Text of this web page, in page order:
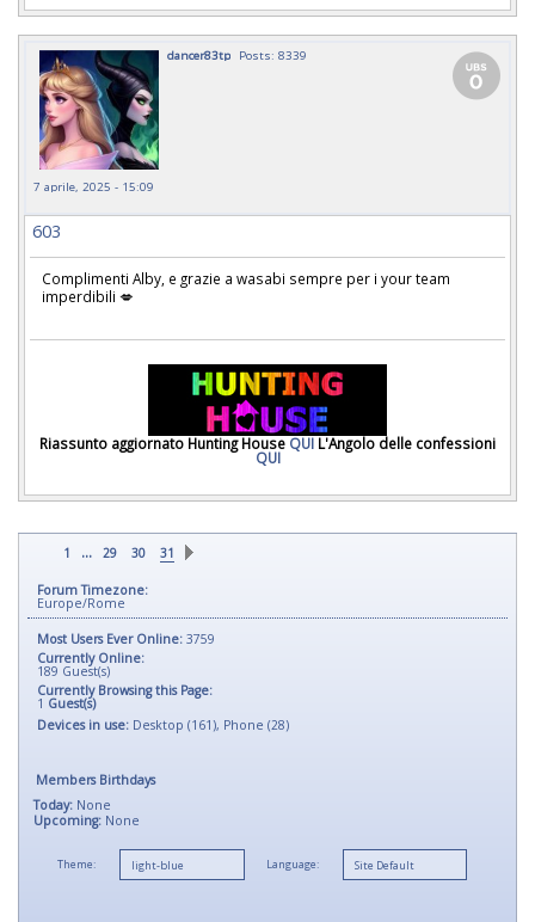
dancer83tp Posts: 8339
7 aprile, 2025 - 15:09
603
Complimenti Alby, e grazie a wasabi sempre per i your team
imperdibili 💋
Riassunto aggiornato Hunting House QUI L'Angolo delle confessioni
QUI
1 ... 29 30 31
Forum Timezone:
Europe/Rome
Most Users Ever Online: 3759
Currently Online:
189 Guest(s)
Currently Browsing this Page:
1 Guest(s)
Devices in use: Desktop (161), Phone (28)
Members Birthdays
Today: None
Upcoming: None
Theme: Language: